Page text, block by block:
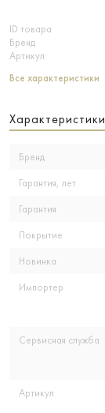
ID товара
Бренд
Артикул
Все характеристики
Характеристики
Бренд
Гарантия, лет
Гарантия
Покрытие
Новинка
Импортер
Сервисная служба
Артикул